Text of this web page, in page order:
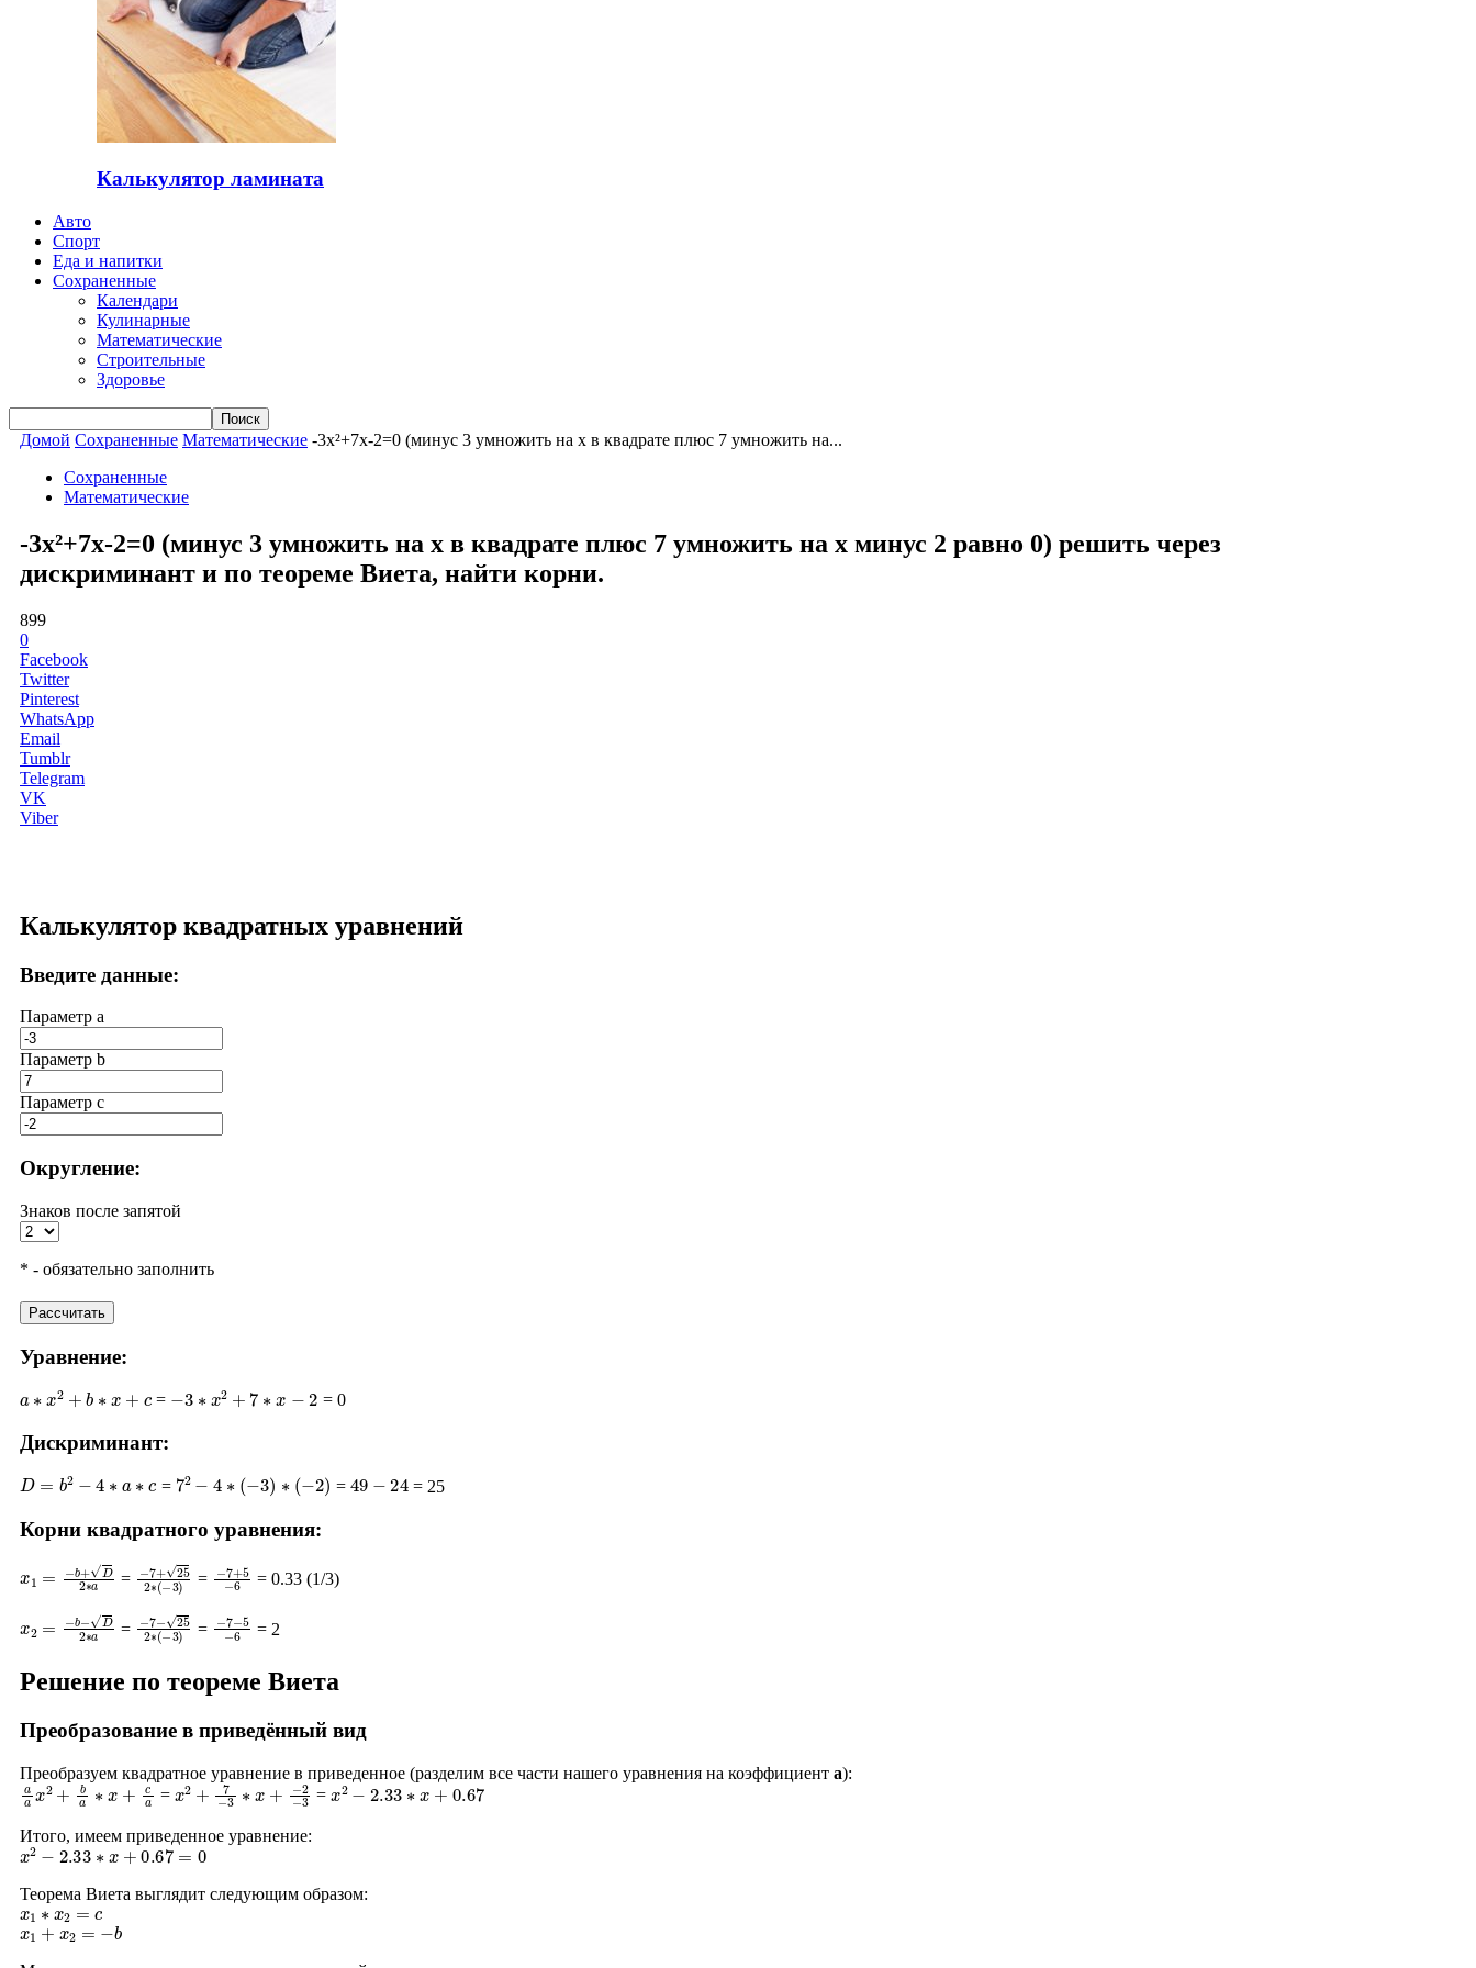
Калькулятор ламината
Авто
Спорт
Еда и напитки
Сохраненные
Календари
Кулинарные
Математические
Строительные
Здоровье
Домой Сохраненные Математические -3x²+7x-2=0 (минус 3 умножить на x в квадрате плюс 7 умножить на...
Сохраненные
Математические
-3x²+7x-2=0 (минус 3 умножить на x в квадрате плюс 7 умножить на x минус 2 равно 0) решить через
дискриминант и по теореме Виета, найти корни.
899
0
Facebook
Twitter
Pinterest
WhatsApp
Email
Tumblr
Telegram
VK
Viber
Калькулятор квадратных уравнений
Введите данные:
Параметр a
Параметр b
Параметр с
Округление:
Знаков после запятой
* - обязательно заполнить
Рассчитать
Уравнение:
2 b ∗ = 3∗ 2+ 7 ∗ = 0
Дискриминант:
D= 2− a = 72 ∗ − )∗ −2 = 49 24 = 25
Корни квадратного уравнения:
+ D2∗ = 7+ 252 −3 )
= 7 +5 6
= 0.33 (1/3)
b−D2∗ = −7−252 (−3)
= −7−5 6
= 2
Решение по теореме Виета
Преобразование в приведённый вид
Преобразуем квадратное уравнение в приведенное (разделим все части нашего уравнения на коэффициент a):
aax2+ba∗x+ca = x2+7−3∗x+
−2−3 =x2−2.33∗x+0.67
Итого, имеем приведенное уравнение:
x2−2.33∗x+0.67=0
Теорема Виета выглядит следующим образом:
x1∗x2= c
x1 + x2 =− b